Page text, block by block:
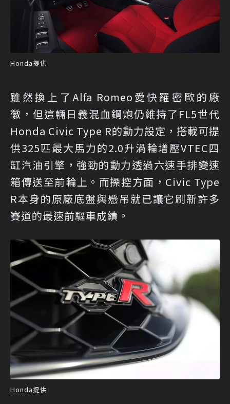
Honda提供
雖然換上了Alfa Romeo愛快羅密歐的廠
徽，但這輛日義混血鋼炮仍維持了FL5世代
Honda Civic Type R的動力設定，搭載可提
供325匹最大馬力的2.0升渦輪增壓VTEC四
缸汽油引擎，強勁的動力透過六速手排變速
箱傳送至前輪上。而操控方面，Civic Type
R本身的原廠底盤與懸吊就已讓它刷新許多
賽道的最速前驅車成績。
Honda提供